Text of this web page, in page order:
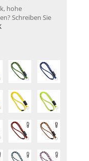
hohe
Schreiben Sie